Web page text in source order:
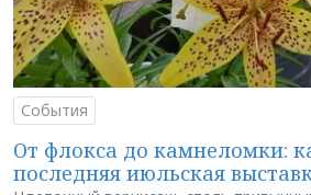
События
От флокса до камнеломки:
последняя июльская